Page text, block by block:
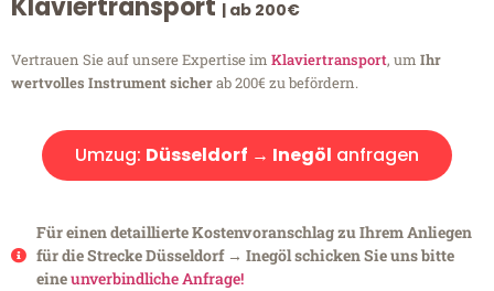
Klaviertransport | ab 200€
Vertrauen Sie auf unsere Expertise im Klaviertransport, um Ihr
wertvolles Instrument sicherab 200€ zu befördern.
Umzug: Düsseldorf → Inegöl anfragen
Für einen detaillierte Kostenvoranschlag zu Ihrem Anliegen
für die Strecke Düsseldorf → Inegöl schicken Sie uns bitte
eineunverbindliche Anfrage!